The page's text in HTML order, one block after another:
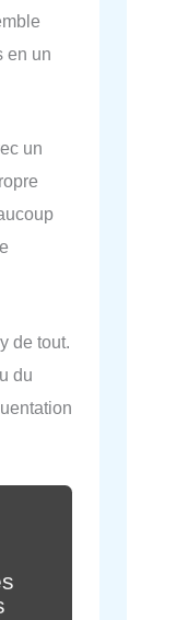
en un
un
de tout.
du